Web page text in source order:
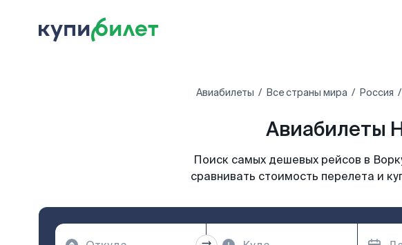
Авиабилеты Все страны мира Россия
Авиабилеты
Поиск самых дешевых рейсов в
сравнивать стоимость перелета и